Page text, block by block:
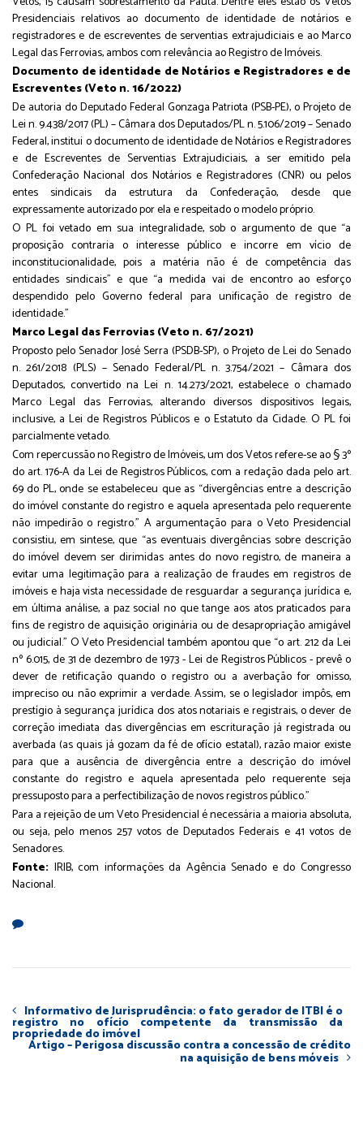
Presidenciais relativos ao documento de identidade de notários e
registradores e de escreventes de serventias extrajudiciais e ao Marco
Legal das Ferrovias, ambos com relevância ao Registro de Imóveis.
Documento de identidade de Notários e Registradores e de
Escreventes (Veto n. 16/2022)
De autoria do Deputado Federal Gonzaga Patriota (PSB-PE), o Projeto de
Lei n. 9.438/2017 (PL) – Câmara dos Deputados/PL n. 5.106/2019 – Senado
Federal, institui o documento de identidade de Notários e Registradores
e de Escreventes de Serventias Extrajudiciais, a ser emitido pela
Confederação Nacional dos Notários e Registradores (CNR) ou pelos
entes sindicais da estrutura da Confederação, desde que
expressamente autorizado por ela e respeitado o modelo próprio.
O PL foi vetado em sua integralidade, sob o argumento de que “a
proposição contraria o interesse público e incorre em vício de
inconstitucionalidade, pois a matéria não é de competência das
entidades sindicais” e que “a medida vai de encontro ao esforço
despendido pelo Governo federal para unificação de registro de
identidade.”
Marco Legal das Ferrovias (Veto n. 67/2021)
Proposto pelo Senador José Serra (PSDB-SP), o Projeto de Lei do Senado
n. 261/2018 (PLS) – Senado Federal/PL n. 3.754/2021 – Câmara dos
Deputados, convertido na Lei n. 14.273/2021, estabelece o chamado
Marco Legal das Ferrovias, alterando diversos dispositivos legais,
inclusive, a Lei de Registros Públicos e o Estatuto da Cidade. O PL foi
parcialmente vetado.
Com repercussão no Registro de Imóveis, um dos Vetos refere-se ao § 3º
do art. 176-A da Lei de Registros Públicos, com a redação dada pelo art.
69 do PL, onde se estabeleceu que as “divergências entre a descrição
do imóvel constante do registro e aquela apresentada pelo requerente
não impedirão o registro.” A argumentação para o Veto Presidencial
consistiu, em sintese, que “as eventuais divergências sobre descrição
do imóvel devem ser dirimidas antes do novo registro, de maneira a
evitar uma legitimação para a realização de fraudes em registros de
imóveis e haja vista necessidade de resguardar a segurança jurídica e,
em última análise, a paz social no que tange aos atos praticados para
fins de registro de aquisição originária ou de desapropriação amigável
ou judicial.” O Veto Presidencial também apontou que “o art. 212 da Lei
nº 6.015, de 31 de dezembro de 1973 - Lei de Registros Públicos - prevê o
dever de retificação quando o registro ou a averbação for omisso,
impreciso ou não exprimir a verdade. Assim, se o legislador impôs, em
prestígio à segurança jurídica dos atos notariais e registrais, o dever de
correção imediata das divergências em escrituração já registrada ou
averbada (as quais já gozam da fé de ofício estatal), razão maior existe
para que a ausência de divergência entre a descrição do imóvel
constante do registro e aquela apresentada pelo requerente seja
pressuposto para a perfectibilização de novos registros público.”
Para a rejeição de um Veto Presidencial é necessária a maioria absoluta,
ou seja, pelo menos 257 votos de Deputados Federais e 41 votos de
Senadores.
Fonte: IRIB, com informações da Agência Senado e do Congresso
Nacional.
Informativo de Jurisprudência: o fato gerador de ITBI é o
registro no ofício competente da transmissão da
propriedade do imóvel
Artigo – Perigosa discussão contra a concessão de crédito
na aquisição de bens móveis